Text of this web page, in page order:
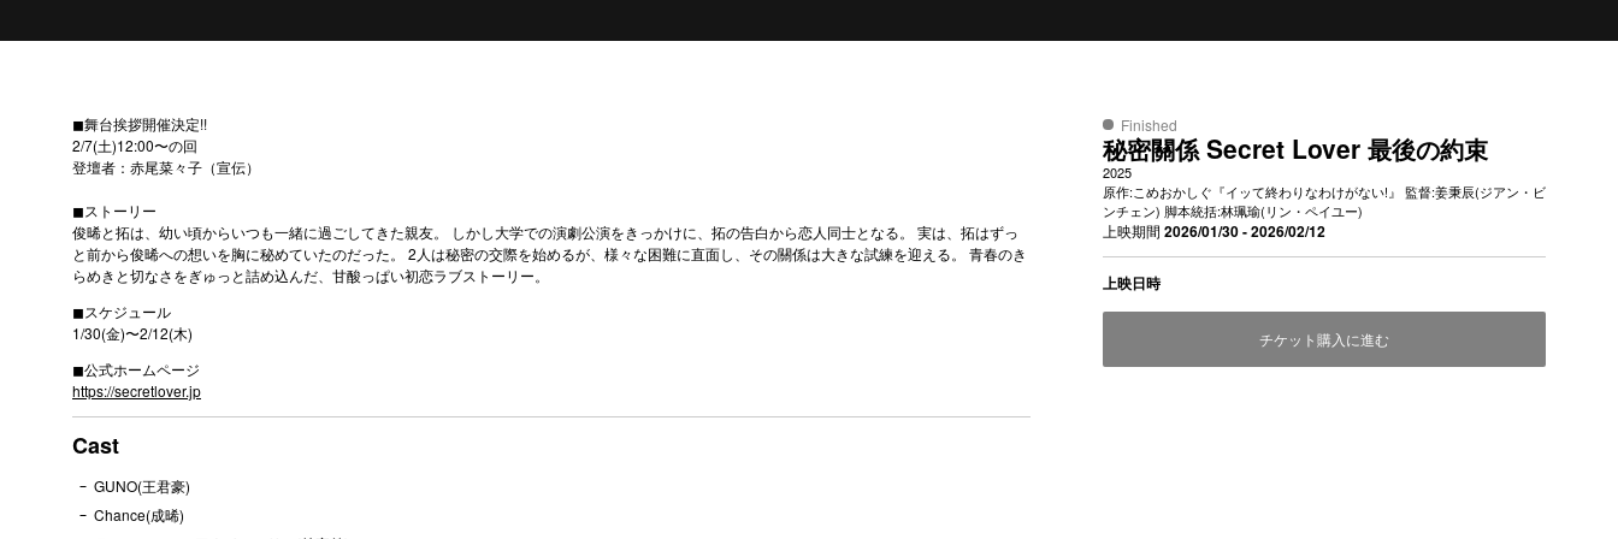
◼︎舞台挨拶開催決定!!
2/7(土)12:00〜の回
登壇者：赤尾菜々子（宣伝）
◼︎ストーリー
俊晞と拓は、幼い頃からいつも一緒に過ごしてきた親友。 しかし大学での演劇公演をきっかけに、拓の告白から恋人同士となる。 実は、拓はずっ
と前から俊晞への想いを胸に秘めていたのだった。 2人は秘密の交際を始めるが、様々な困難に直面し、その關係は大きな試練を迎える。 青春のき
らめきと切なさをぎゅっと詰め込んだ、甘酸っぱい初恋ラブストーリー。
◼︎スケジュール
1/30(金)〜2/12(木)
◼︎公式ホームページ
https://secretlover.jp
Cast
GUNO(王君豪)
Chance(成晞)
Finished
秘密關係 Secret Lover 最後の約束
2025
原作:こめおかしぐ『イッて終わりなわけがない!』 監督:姜秉辰(ジアン・ビ
ンチェン) 脚本統括:林珮瑜(リン・ペイユー)
上映期間 2026/01/30 - 2026/02/12
上映日時
チケット購入に進む